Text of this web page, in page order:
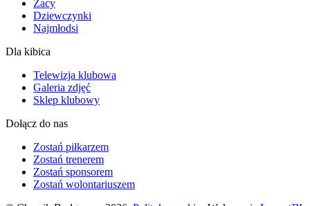
Żacy
Dziewczynki
Najmłodsi
Dla kibica
Telewizja klubowa
Galeria zdjęć
Sklep klubowy
Dołącz do nas
Zostań piłkarzem
Zostań trenerem
Zostań sponsorem
Zostań wolontariuszem